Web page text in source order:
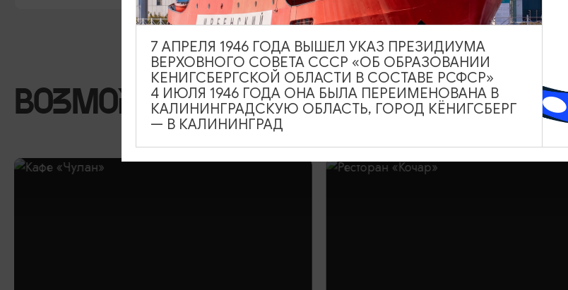
ВОЗМОЖНО ВАС ЗАИНТЕРЕСУЕТ
7 АПРЕЛЯ 1946 ГОДА ВЫШЕЛ УКАЗ ПРЕЗИДИУМА
ВЕРХОВНОГО СОВЕТА СССР «ОБ ОБРАЗОВАНИИ
КЕНИГСБЕРГСКОЙ ОБЛАСТИ В СОСТАВЕ РСФСР»
4 ИЮЛЯ 1946 ГОДА ОНА БЫЛА ПЕРЕИМЕНОВАНА В
КАЛИНИНГРАДСКУЮ ОБЛАСТЬ, ГОРОД КЁНИГСБЕРГ
— В КАЛИНИНГРАД